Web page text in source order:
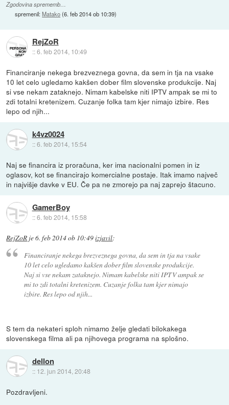
Zgodovina sprememb…
spremenil:Matako(6. feb 2014 ob 10:39)
RejZoR
::6. feb 2014, 10:49
Financiranje nekega brezveznega govna, da sem in tja na vsake
10 let celo ugledamo kakšen dober film slovenske produkcije. Naj
si vse nekam zataknejo. Nimam kabelske niti IPTV ampak se mi to
zdi totalni kretenizem. Cuzanje folka tam kjer nimajo izbire. Res
lepo od njih...
k4vz0024
::6. feb 2014, 15:54
Naj se financira iz proračuna, ker ima nacionalni pomen in iz
oglasov, kot se financirajo komercialne postaje. Itak imamo največ
in najvišje davke v EU. Če pa ne zmorejo pa naj zaprejo štacuno.
GamerBoy
::6. feb 2014, 15:58
RejZoR je6. feb 2014 ob 10:49izjavil:
Financiranje nekega brezveznega govna, da sem in tja na vsake
10 let celo ugledamo kakšen dober film slovenske produkcije.
Naj si vse nekam zataknejo. Nimam kabelske niti IPTV ampak se
mi to zdi totalni kretenizem. Cuzanje folka tam kjer nimajo
izbire. Res lepo od njih...
S tem da nekateri sploh nimamo želje gledati bilokakega
slovenskega filma ali pa njihovega programa na splošno.
dellon
:: 12. jun 2014, 20:48
Pozdravljeni.